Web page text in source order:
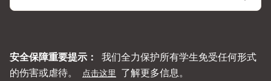
安全保障重要提示：
我们全力保护所有学生免受任何形式
的伤害或虐待。
点击这里 了解更多信息。